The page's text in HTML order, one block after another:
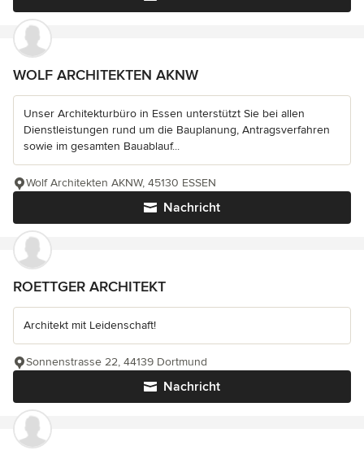
WOLF ARCHITEKTEN AKNW
Unser Architekturbüro in Essen unterstützt Sie bei allen
Dienstleistungen rund um die Bauplanung, Antragsverfahren
sowie im gesamten Bauablauf...
Nachricht
Wolf Architekten AKNW, 45130 ESSEN
ROETTGER ARCHITEKT
Architekt mit Leidenschaft!
Nachricht
Sonnenstrasse 22, 44139 Dortmund